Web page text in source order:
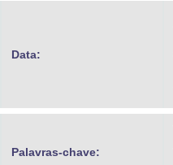
Data:
Palavras-chave: